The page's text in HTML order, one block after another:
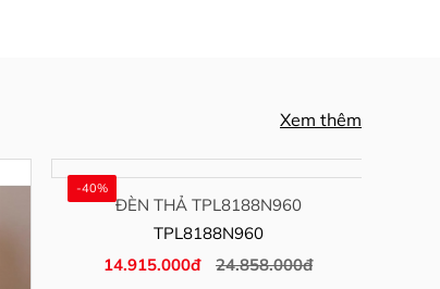
Xem thêm
-40%
ĐÈN THẢ TPL8188N960
TPL8188N960
14.915.000đ
24.858.000đ